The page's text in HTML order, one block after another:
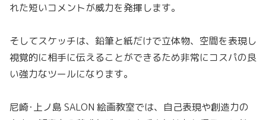
れた短いコメントが威力を発揮します。
そしてスケッチは、鉛筆と紙だけで立体物、空間を表現し
視覚的に相手に伝えることができるため非常にコスパの良
い強力なツールになります。
尼崎･上ノ島 SALON 絵画教室では、自己表現や創造力の